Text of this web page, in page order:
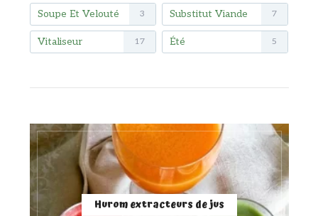
Soupe Et Velouté 3 Substitut Viande 7
Vitaliseur 17 Été 5
Hurom extracteurs de jus